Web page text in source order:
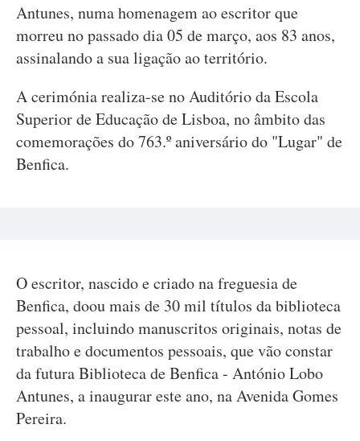
Antunes, numa homenagem ao escritor que
morreu no passado dia 05 de março, aos 83 anos,
assinalando a sua ligação ao território.
A cerimónia realiza-se no Auditório da Escola
Superior de Educação de Lisboa, no âmbito das
comemorações do 763.º aniversário do "Lugar" de
Benfica.
O escritor, nascido e criado na freguesia de
Benfica, doou mais de 30 mil títulos da biblioteca
pessoal, incluindo manuscritos originais, notas de
trabalho e documentos pessoais, que vão constar
da futura Biblioteca de Benfica - António Lobo
Antunes, a inaugurar este ano, na Avenida Gomes
Pereira.